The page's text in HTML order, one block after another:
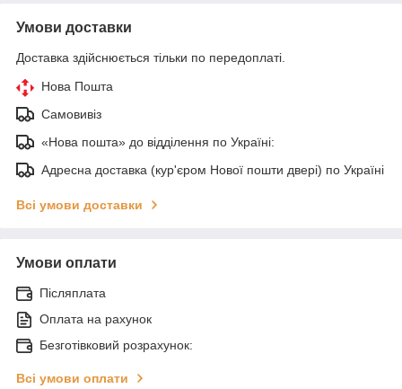
Умови доставки
Доставка здійснюється тільки по передоплаті.
Нова Пошта
Самовивіз
«Нова пошта» до відділення по Україні:
Адресна доставка (кур'єром Нової пошти двері) по Україні
Всі умови доставки
Умови оплати
Післяплата
Оплата на рахунок
Безготівковий розрахунок:
Всі умови оплати